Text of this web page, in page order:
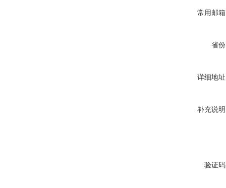
常用邮
省
详细地
补充说
验证